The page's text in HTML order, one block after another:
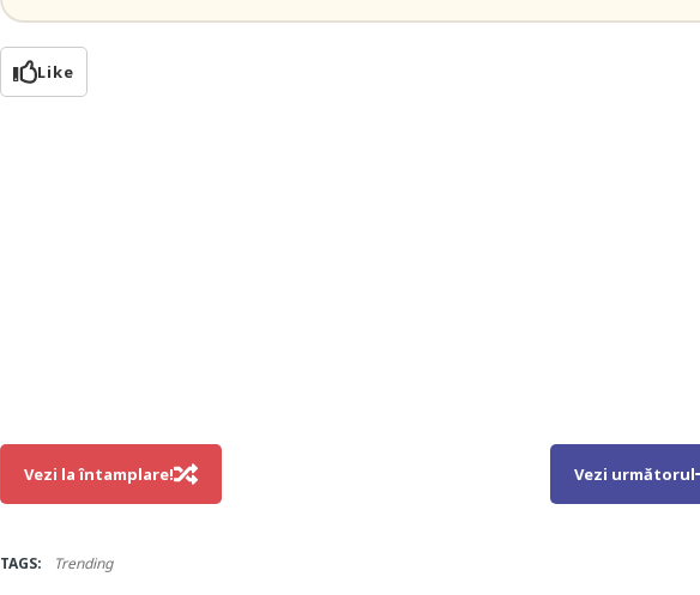
Like
Vezi la întamplare! Vezi următorul
TAGS: Trending